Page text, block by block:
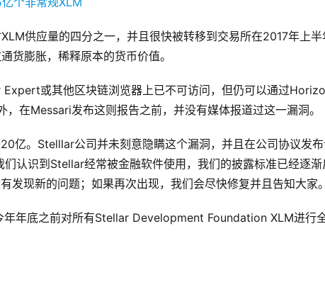
供应量的四分之一，并且很快被转移到交易所在2017年上半
货膨胀，稀释原本的货币价值。
或其他区块链浏览器上已不可访问，但仍可以通过
在Messari发布这则报告之前，并没有媒体报道过这一漏洞。
亿。Stelllar公司并未刻意隐瞒这个漏洞，并且在公司协议发
认识到Stellar经常被金融软件使用，我们的披露标准已经逐渐
发现新的问题；如果再次出现，我们会尽快修复并且告知大家
年底之前对所有Stellar Development Foundation XLM进行